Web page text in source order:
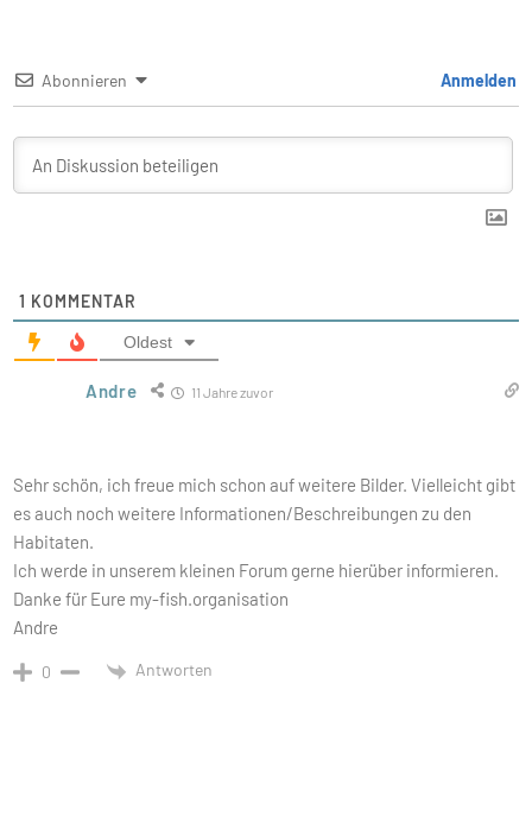
Abonnieren Anmelden
1 KOMMENTAR
Oldest
Andre 11 Jahre zuvor
Sehr schön, ich freue mich schon auf weitere Bilder. Vielleicht gibt
es auch noch weitere Informationen/Beschreibungen zu den
Habitaten.
Ich werde in unserem kleinen Forum gerne hierüber informieren.
Danke für Eure my-fish.organisation
Andre
0 Antworten